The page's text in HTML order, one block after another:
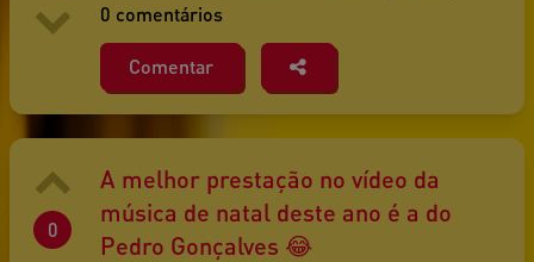
0 comentários
Comentar
0
A melhor prestação no vídeo da
música de natal deste ano é a do
Pedro Gonçalves 😂